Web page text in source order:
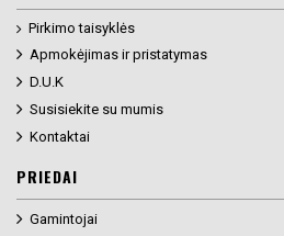
Pirkimo taisyklės
Apmokėjimas ir pristatymas
D.U.K
Susisiekite su mumis
Kontaktai
PRIEDAI
Gamintojai